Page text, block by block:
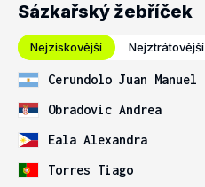
Sázkařský žebříček
Nejziskovější Nejztrátovější
Cerundolo Juan Manuel
Obradovic Andrea
Eala Alexandra
Torres Tiago